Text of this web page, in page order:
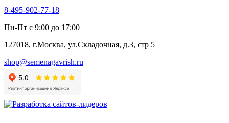
Алтей
Анис
Бессмертник
Валериана
Валерианелла
Гибискус лекарственный
Девясил
Душица
Змееголовник
8-495-902-77-18
Пн-Пт с 9:00 до 17:00
127018, г.Москва, ул.Складочная, д.3, стр 5
shop@semenagavrish.ru